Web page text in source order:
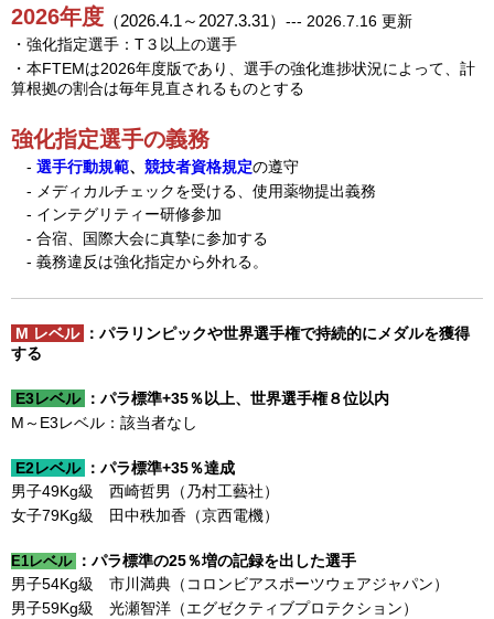
2026年度 （2026.4.1～2027.3.31） --- 2026.7.16 更新
・強化指定選手：T３以上の選手
・本FTEMは2026年度版であり、選手の強化進捗状況によって、計
算根拠の割合は毎年見直されるものとする
強化指定選手の義務
- 選手行動規範、 競技者資格規定の遵守
- メディカルチェックを受ける、使用薬物提出義務
- インテグリティー研修参加
- 合宿、国際大会に真摯に参加する
- 義務違反は強化指定から外れる。
M レベル ：パラリンピックや世界選手権で持続的にメダルを獲得
する
E3レベル ：パラ標準+35％以上、世界選手権８位以内
M～E3レベル：該当者なし
E2レベル ：パラ標準+35％達成
男子49Kg級 西崎哲男（乃村工藝社）
女子79Kg級 田中秩加香（京西電機）
E1レベル ：パラ標準の25％増の記録を出した選手
男子54Kg級 市川満典（コロンビアスポーツウェアジャパン）
男子59Kg級 光瀬智洋（エグゼクティブプロテクション）